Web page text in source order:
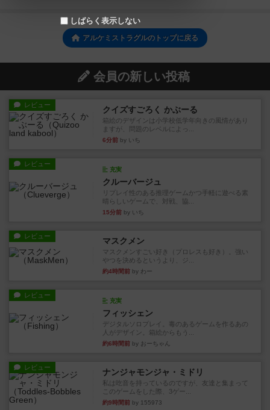
アルケミストラグルのトップに戻る
会員の新しい投稿
レビュー クイズすごろく かぶーる
箱絵のデザインは小学校低学年向きの風情があり
ますが、問題のレベルによっ...
6分前 by いち
レビュー
充実
クルーバージュ
リプレイ性のある推理ゲームかつ手軽に遊べる素
晴らしいゲームで、対戦、協...
15分前 by いち
レビュー マスクメン
マスクメンすごい好き（プロレスも好き）。強い
やつを決めるというより、ジ...
約4時間前 by わー
レビュー
充実
フィッシェン
デジタルソロプレイ。毒のあるゲームを作るあの
人がデザイン。箱絵からもう...
約6時間前 by おーちゃん
レビュー ナンジャモンジャ・ミドリ
私は吃音を持っているのですが、友達と集まって
このゲームをした際、3ゲー...
約9時間前 by 155973
しばらく表示しない